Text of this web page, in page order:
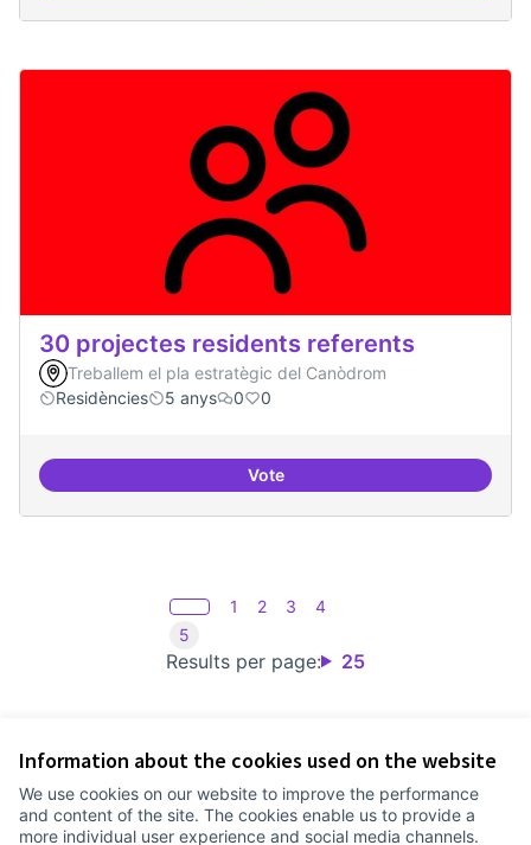
Information about the cookies used on the website
We use cookies on our website to improve the performance
and content of the site. The cookies enable us to provide a
more individual user experience and social media channels.
30 projectes residents referents
Treballem el pla estratègic del Canòdrom
Residències
5 anys 0 0
Vote30 projectes residents referents
Results per page: 25
1 2 3
4
5
Cookie settings
Comunitat Canòdrom at Facebook
(External link)
Comunitat Canòdrom at Instagram
(External link)
Comunitat Canòdrom at YouTube
(External link)
English
Triar la llenguaElegir el idiomaChoose language